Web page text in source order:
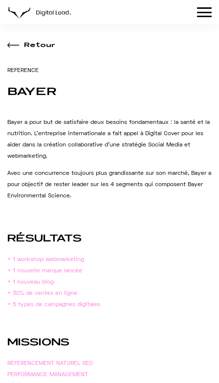
Retour
REFERENCE
BAYER
Bayer a pour but de satisfaire deux besoins fondamentaux : la santé et la
nutrition. L’entreprise internationale a fait appel à Digital Cover pour les
aider dans la création collaborative d’une stratégie Social Media et
webmarketing.
Avec une concurrence toujours plus grandissante sur son marché, Bayer a
pour objectif de rester leader sur les 4 segments qui composent Bayer
Environmental Science.
RÉSULTATS
+ 1 workshop webmarketing
+ 1 nouvelle marque lancée
+ 1 nouveau blog
+ 30% de ventes en ligne
+ 5 types de campagnes digitales
MISSIONS
RÉFÉRENCEMENT NATUREL SEO
PERFORMANCE MANAGEMENT